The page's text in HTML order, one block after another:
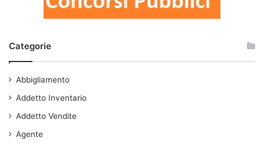
Categorie
Abbigliamento
Addetto Inventario
Addetto Vendite
Agente